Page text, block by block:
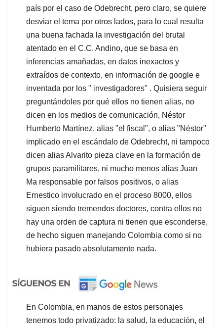
país por el caso de Odebrecht, pero claro, se quiere
desviar el tema por otros lados, para lo cual resulta
una buena fachada la investigación del brutal
atentado en el C.C. Andino, que se basa en
inferencias amañadas, en datos inexactos y
extraídos de contexto, en información de google e
inventada por los " investigadores" . Quisiera seguir
preguntándoles por qué ellos no tienen alias, no
dicen en los medios de comunicación, Néstor
Humberto Martínez, alias "el fiscal", o alias "Néstor"
implicado en el escándalo de Odebrecht, ni tampoco
dicen alias Alvarito pieza clave en la formación de
grupos paramilitares, ni mucho menos alias Juan
Ma responsable por falsos positivos, o alias
Ernestico involucrado en el proceso 8000, ellos
siguen siendo tremendos doctores, contra ellos no
hay una orden de captura ni tienen que esconderse,
de hecho siguen manejando Colombia como si no
hubiera pasado absolutamente nada.
En Colombia, en manos de estos personajes
tenemos todo privatizado: la salud, la educación, el